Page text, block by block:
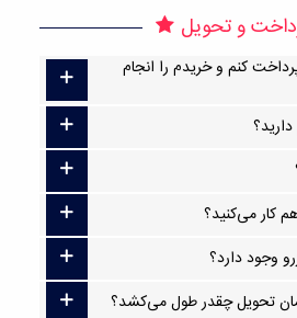
و تحویل
کنم و خریدم را انجام
کار می‌کنید؟
وجود دارد؟
تحویل چقدر طول می‌کشد؟